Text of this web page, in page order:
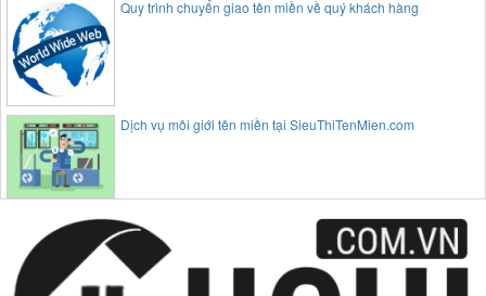
Quy trình chuyển giao tên miền về quý khách hàng
Dịch vụ môi giới tên miền tại SieuThiTenMien.com